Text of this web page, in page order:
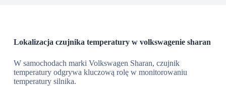
Lokalizacja czujnika temperatury w volkswagenie sharan
W samochodach marki Volkswagen Sharan, czujnik
temperatury odgrywa kluczową rolę w monitorowaniu
temperatury silnika.